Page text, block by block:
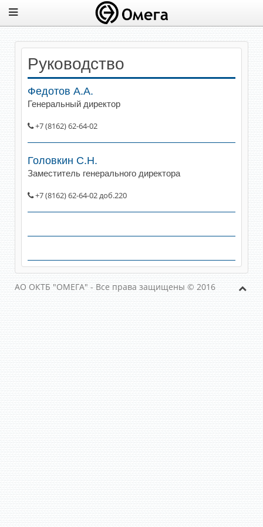
Руководство
Федотов А.А.
Генеральный директор
+7 (8162) 62-64-02
Головкин С.Н.
Заместитель генерального директора
+7 (8162) 62-64-02 доб.220
АО ОКТБ "ОМЕГА" - Все права защищены © 2016